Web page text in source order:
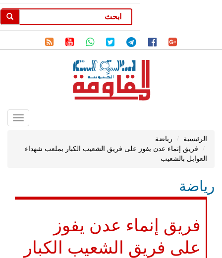
الرئيسية
رياضة
فريق إنماء عدن يفوز على فريق الشعيب الكبار بملعب شهداء
العوابل بالشعيب
رياضة
فريق إنماء عدن يفوز
على فريق الشعيب الكبار